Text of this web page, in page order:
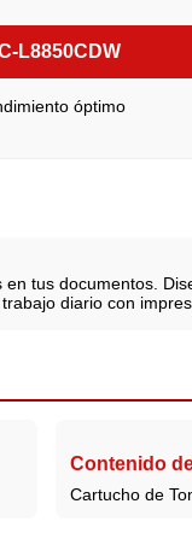
L8850CDW
óptimo
tus documentos.
diario con
Contenido
Cartucho de